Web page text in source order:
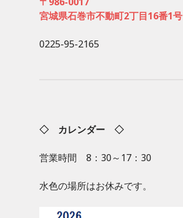
宮城県石巻市不動町2丁目16番1号
0225-95-2165
◇ カレンダー ◇
営業時間 8：30～17：30
水色の場所はお休みです。